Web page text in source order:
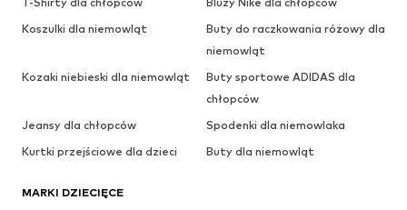
Koszulki dla niemowląt
Buty do raczkowania różowy dla
niemowląt
Kozaki niebieski dla niemowląt
Buty sportowe ADIDAS dla
chłopców
Jeansy dla chłopców
Spodenki dla niemowlaka
Kurtki przejściowe dla dzieci
Buty dla niemowląt
MARKI DZIECIĘCE